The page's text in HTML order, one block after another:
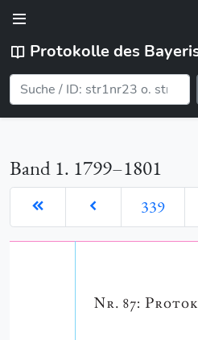
Protokolle des
Band 1. 1799–1801
339